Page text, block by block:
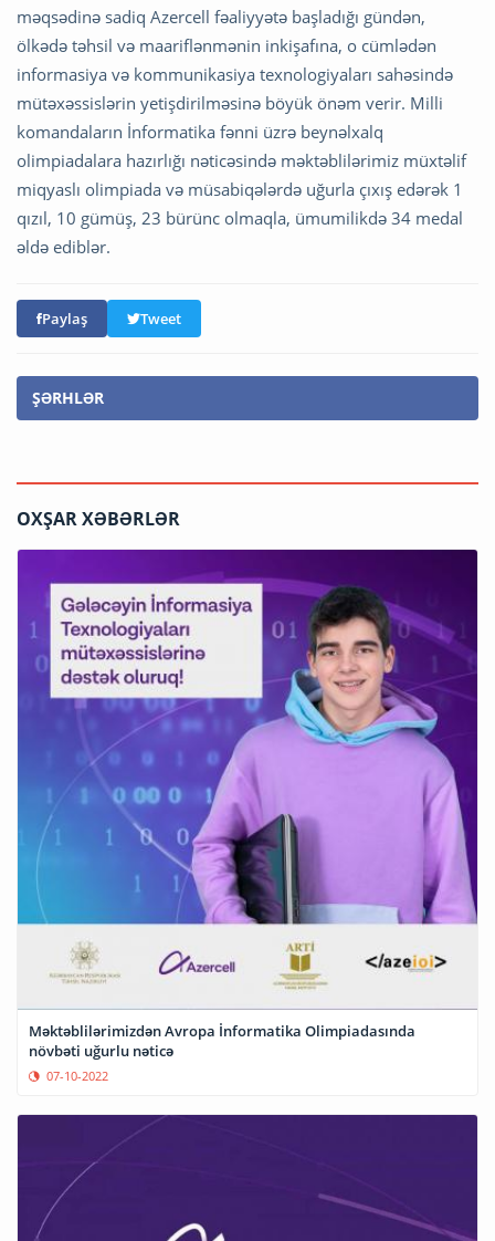
məqsədinə sadiq Azercell fəaliyyətə başladığı gündən,
ölkədə təhsil və maariflənmənin inkişafına, o cümlədən
informasiya və kommunikasiya texnologiyaları sahəsində
mütəxəssislərin yetişdirilməsinə böyük önəm verir. Milli
komandaların İnformatika fənni üzrə beynəlxalq
olimpiadalara hazırlığı nəticəsində məktəblilərimiz müxtəlif
miqyaslı olimpiada və müsabiqələrdə uğurla çıxış edərək 1
qızıl, 10 gümüş, 23 bürünc olmaqla, ümumilikdə 34 medal
əldə ediblər.
Paylaş Tweet
ŞƏRHLƏR
OXŞAR XƏBƏRLƏR
Məktəblilərimizdən Avropa İnformatika Olimpiadasında
növbəti uğurlu nəticə
07-10-2022